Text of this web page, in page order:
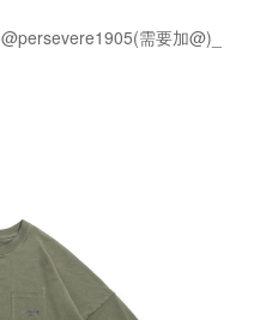
@persevere1905(需要加@)_